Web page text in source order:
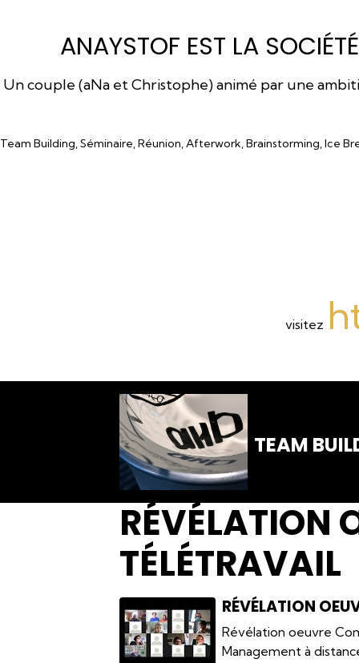
ANAYSTOF EST LA
Un couple (aNa et Christophe) animé par une
Team Building, Séminaire, Réunion, Afterwork, Brainstorming, Ice
visitez
TEAM
RÉVÉLATION
TÉLÉTRAVAIL
RÉVÉLATION
Révélation oeuvre
Management à